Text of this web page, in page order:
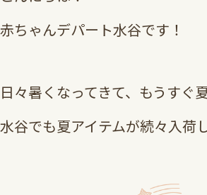
赤ちゃんデパート水谷です！
日々暑くなってきて、もうすぐ
水谷でも夏アイテムが続々入荷